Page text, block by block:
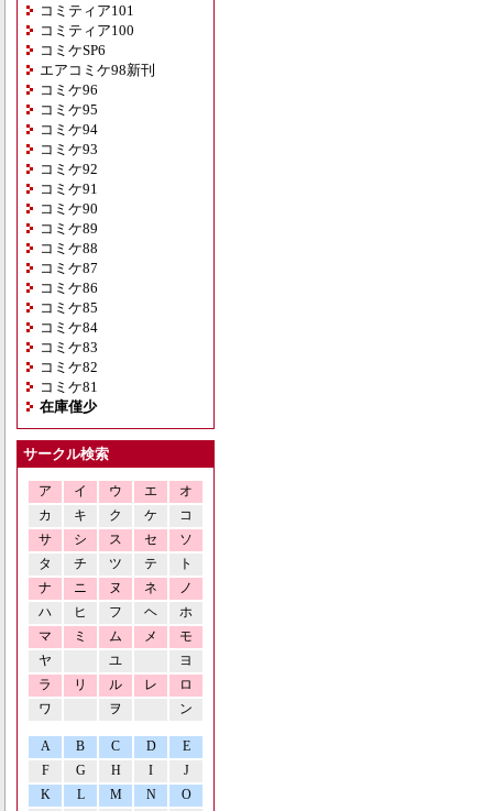
コミティア101
コミティア100
コミケSP6
エアコミケ98新刊
コミケ96
コミケ95
コミケ94
コミケ93
コミケ92
コミケ91
コミケ90
コミケ89
コミケ88
コミケ87
コミケ86
コミケ85
コミケ84
コミケ83
コミケ82
コミケ81
在庫僅少
サークル検索
ア イ ウ エ
オ
カ
キ ク ケ
コ
サ
シ ス セ
ソ
タ
チ ツ テ
ト
ナ
ニ ヌ ネ
ノ
ハ
ヒ フ ヘ
ホ
マ
ミ ム メ
モ
ヤ
ユ
ヨ
ラ
リ ル レ
ロ
ワ
ヲ ン
A B C D
E
F
G H I
J
K
L M N O